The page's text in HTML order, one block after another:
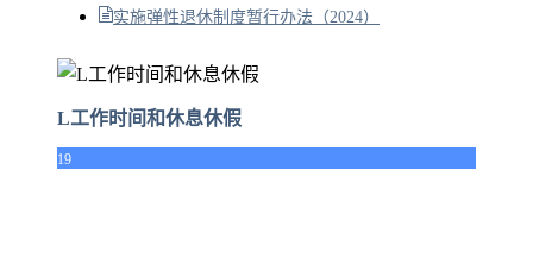
实施弹性退休制度暂行办法（2024）
L工作时间和休息休假
19